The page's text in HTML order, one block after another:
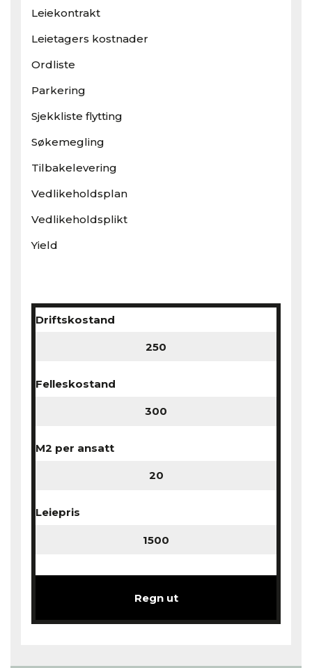
Leiekontrakt
Leietagers kostnader
Ordliste
Parkering
Sjekkliste flytting
Søkemegling
Tilbakelevering
Vedlikeholdsplan
Vedlikeholdsplikt
Yield
Driftskostand
Felleskostand
M2 per ansatt
Leiepris